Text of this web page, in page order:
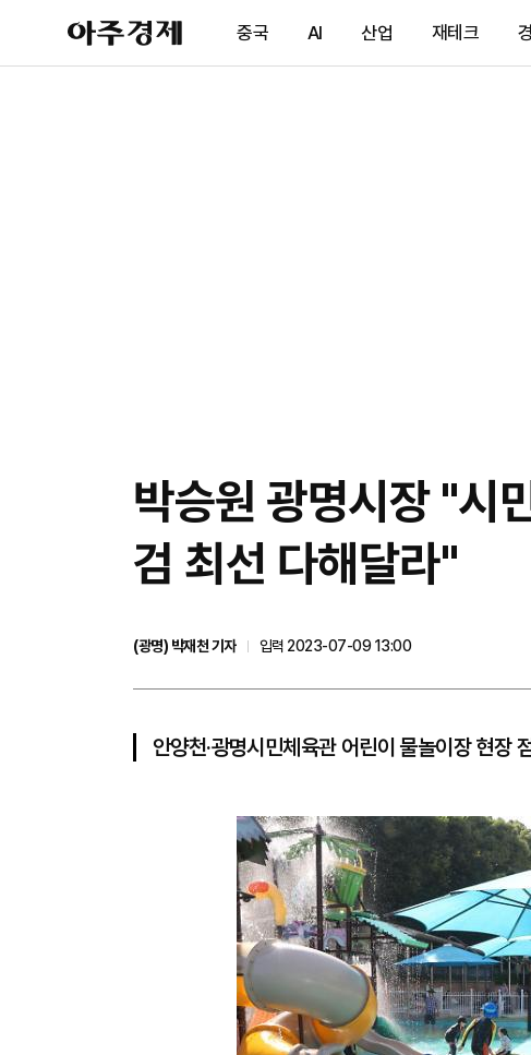
아
주
제
중국 AI 산업 재테크
박승원 광명시장 "시
검 최선 다해달라"
(광명) 박재천 기자
입력 2023-07-09 13:00
안양천·광명시민체육관 어린이 물놀이장 현장